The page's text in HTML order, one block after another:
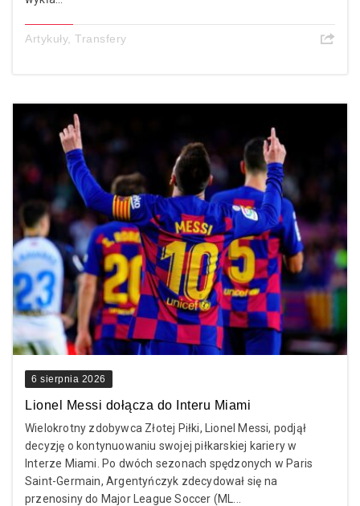
Artykuły, Transfery
6 sierpnia 2026
Lionel Messi dołącza do Interu Miami
Wielokrotny zdobywca Złotej Piłki, Lionel Messi, podjął
decyzję o kontynuowaniu swojej piłkarskiej kariery w
Interze Miami. Po dwóch sezonach spędzonych w Paris
Saint-Germain, Argentyńczyk zdecydował się na
przenosiny do Major League Soccer (ML...